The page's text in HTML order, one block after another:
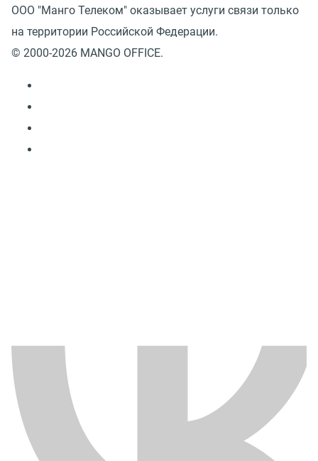
ООО "Манго Телеком" оказывает услуги связи только
на территории Российской Федерации.
© 2000-2026 MANGO OFFICE.